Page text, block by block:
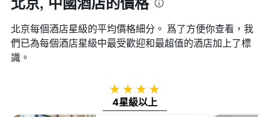
價
格
北京​每個酒店星級的平均價格細分。 爲了方便你查看，我
們已為每個酒店星級中最受歡迎和最超值的酒店加上了標
識。
4星級
4星級以上